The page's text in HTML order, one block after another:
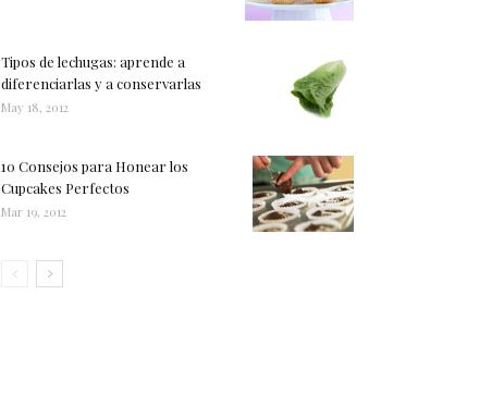
Tipos de lechugas: aprende a
diferenciarlas y a conservarlas
May 18, 2012
10 Consejos para Honear los
Cupcakes Perfectos
Mar 19, 2012